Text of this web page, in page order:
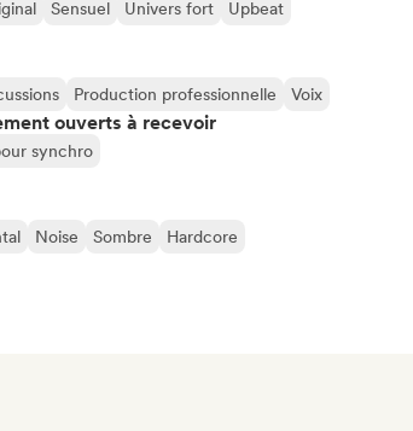
Sensuel Univers fort Upbeat
Production professionnelle Voix
ouverts à recevoir
synchro
Noise Sombre Hardcore